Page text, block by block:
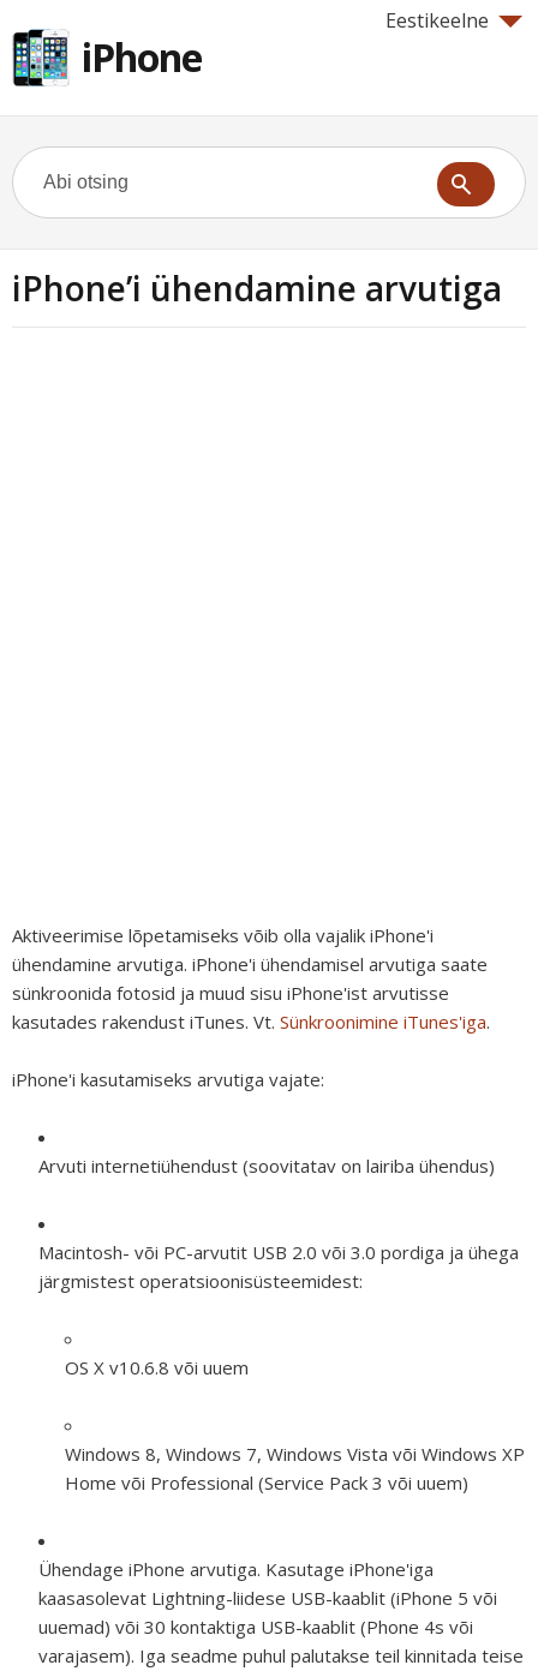
Eestikeelne
iPhone
iPhone’i ühendamine arvutiga
Aktiveerimise lõpetamiseks võib olla vajalik iPhone'i
ühendamine arvutiga. iPhone'i ühendamisel arvutiga saate
sünkroonida fotosid ja muud sisu iPhone'ist arvutisse
kasutades rakendust iTunes. Vt. Sünkroonimine iTunes'iga.
iPhone'i kasutamiseks arvutiga vajate:
Arvuti internetiühendust (soovitatav on lairiba ühendus)
Macintosh- või PC-arvutit USB 2.0 või 3.0 pordiga ja ühega
järgmistest operatsioonisüsteemidest:
OS X v10.6.8 või uuem
Windows 8, Windows 7, Windows Vista või Windows XP
Home või Professional (Service Pack 3 või uuem)
Ühendage iPhone arvutiga. Kasutage iPhone'iga
kaasasolevat Lightning-liidese USB-kaablit (iPhone 5 või
uuemad) või 30 kontaktiga USB-kaablit (Phone 4s või
varajasem). Iga seadme puhul palutakse teil kinnitada teise